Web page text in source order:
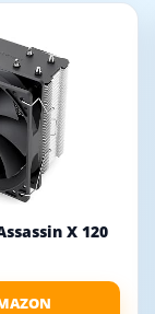
Marcas de
X 120